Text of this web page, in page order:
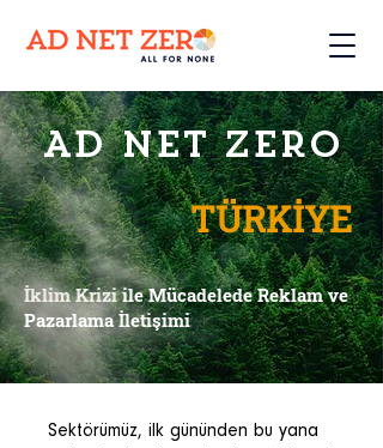
AD NET ZERO
TÜRKİYE
İklim Kriziile Mücadelede Reklam ve
Pazarlama İletişimi
Sektörümüz, ilk gününden bu yana